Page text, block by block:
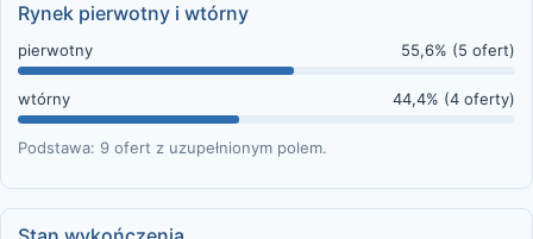
Rynek pierwotny i wtórny
pierwotny 55,6% (5 ofert)
wtórny 44,4% (4 oferty)
Podstawa: 9 ofert z uzupełnionym polem.